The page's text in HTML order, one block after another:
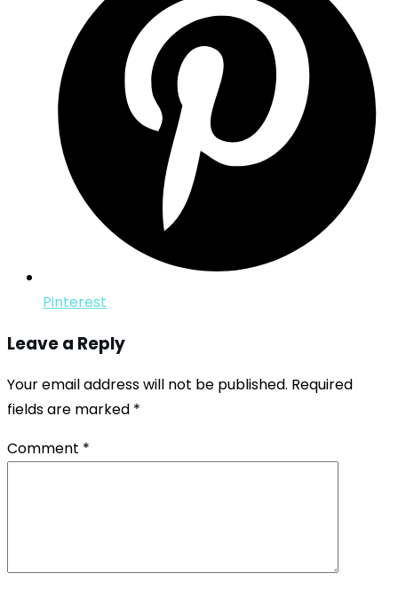
Pinterest
Leave a Reply
Your email address will not be published. Required
fields are marked *
Comment *